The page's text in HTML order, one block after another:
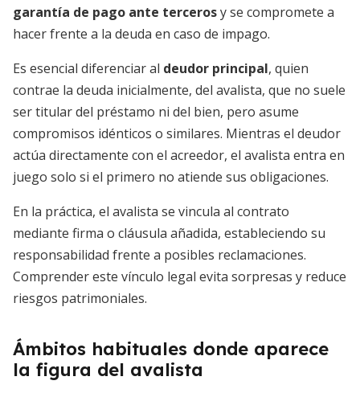
garantía de pago ante tercerosy se compromete a
hacer frente a la deuda en caso de impago.
Es esencial diferenciar al deudor principal, quien
contrae la deuda inicialmente, del avalista, que no suele
ser titular del préstamo ni del bien, pero asume
compromisos idénticos o similares. Mientras el deudor
actúa directamente con el acreedor, el avalista entra en
juego solo si el primero no atiende sus obligaciones.
En la práctica, el avalista se vincula al contrato
mediante firma o cláusula añadida, estableciendo su
responsabilidad frente a posibles reclamaciones.
Comprender este vínculo legal evita sorpresas y reduce
riesgos patrimoniales.
Ámbitos habituales donde aparece
la figura del avalista